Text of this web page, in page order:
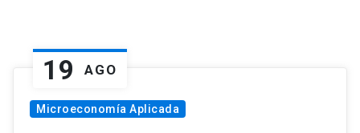
19 AGO
Microeconomía Aplicada